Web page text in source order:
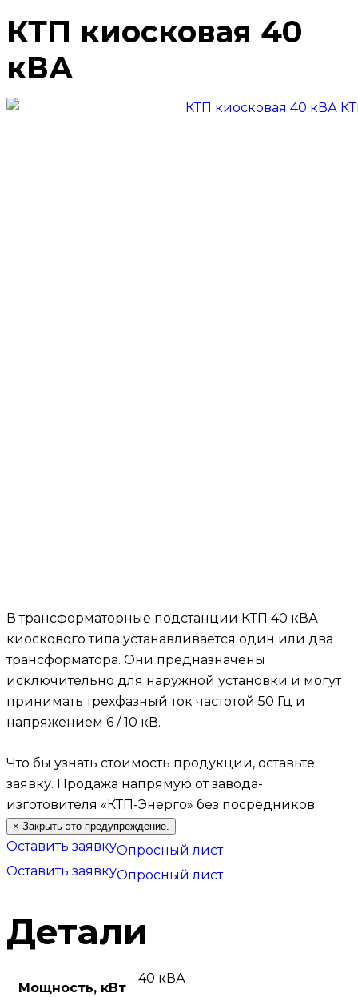
КТП киосковая 40
кВА
В трансформаторные подстанции КТП 40 кВА
киоскового типа устанавливается один или два
трансформатора. Они предназначены
исключительно для наружной установки и могут
принимать трехфазный ток частотой 50 Гц и
напряжением 6 / 10 кВ.
Что бы узнать стоимость продукции, оставьте
заявку. Продажа напрямую от завода-
изготовителя «КТП-Энерго» без посредников.
× Закрыть это предупреждение.
Оставить заявкуОпросный лист
Оставить заявкуОпросный лист
Детали
Мощность, кВт
40 кВА